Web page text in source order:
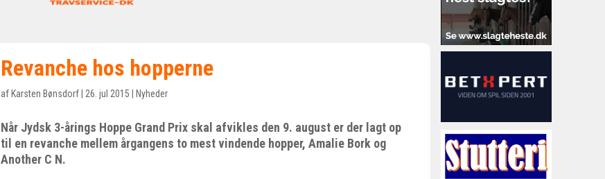
Revanche hos hopperne
af Karsten Bønsdorf 26. jul 2015 Nyheder
Når Jydsk 3-årings Hoppe Grand Prix skal afvikles den 9. august er der lagt op
til en revanche mellem årgangens to mest vindende hopper, Amalie Bork og
Another C N.